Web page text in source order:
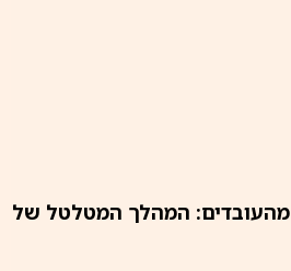
אחרי קיצוץ של 60% מהעובדים: המהלך המטלטל של